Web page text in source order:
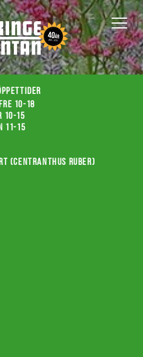
10-18
10-15
11-15
(Centranthus ruber)